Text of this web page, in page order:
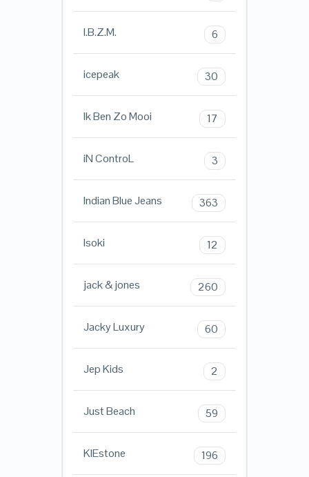
I.B.Z.M. 6
icepeak 30
Ik Ben Zo Mooi 17
iN ControL 3
Indian Blue Jeans 363
Isoki 12
jack & jones 260
Jacky Luxury 60
Jep Kids 2
Just Beach 59
KIEstone 196